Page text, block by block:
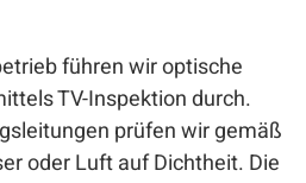
führen wir optische
TV-Inspektion durch.
prüfen wir gemäß
oder Luft auf Dichtheit. Die